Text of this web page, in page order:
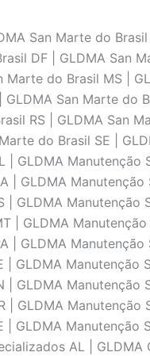
San Marte do Brasil
DF | GLDMA San
do Brasil MS |
San Marte do
RS | GLDMA San
do Brasil SE |
GLDMA Manutenção
| GLDMA
GLDMA Manutenção
| GLDMA
| GLDMA
GLDMA Manutenção
GLDMA Manutenção
GLDMA
GLDMA Manutenção
AL |